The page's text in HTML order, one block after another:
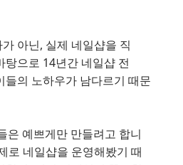
아닌, 실제 네일샵을 직
탕으로 14년간 네일샵 전
들의 노하우가 남다르기 때문
은 예쁘게만 만들려고 합니
로 네일샵을 운영해봤기 때